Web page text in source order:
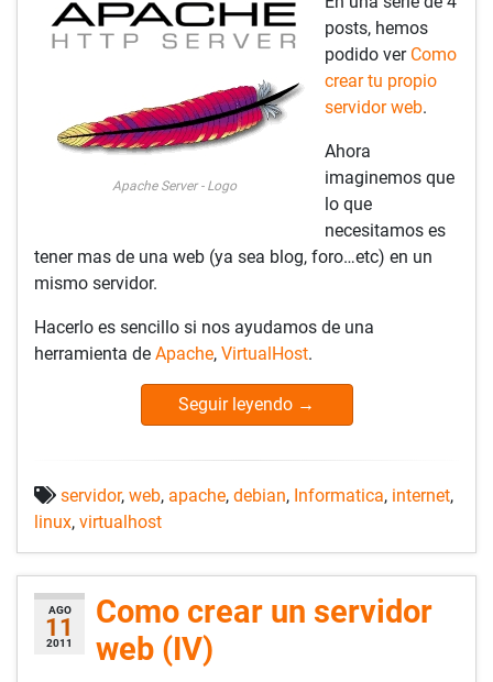
Apache Server - Logo
posts, hemos
podido ver Como
crear tu propio
servidor web.
Ahora
imaginemos que
lo que
necesitamos es
tener mas de una web (ya sea blog, foro…etc) en un
mismo servidor.
Hacerlo es sencillo si nos ayudamos de una
herramienta de Apache, VirtualHost.
Seguir leyendo →
servidor, web, apache, debian, Informatica, internet,
linux, virtualhost
AGO
11
2011
Como crear un servidor
web (IV)